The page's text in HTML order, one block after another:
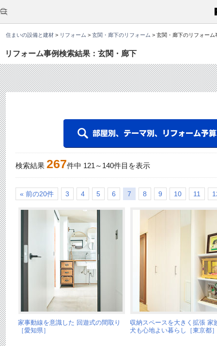
住まいの設備と建材 > リフォーム > 玄関・廊下のリフォーム > 玄関・廊下のリフォーム
リフォーム事例検索結果：玄関・廊下
こ
か
ら
文
す
検索結果 267件中 121 ～ 140件目を表示
« 前の20件 3 4 5 6 7 8 9 10 11
家事動線を意識した 回遊式の間取り
［愛知県］
収納スペースを大きく拡張 家
犬も心地よい暮らし［東京都